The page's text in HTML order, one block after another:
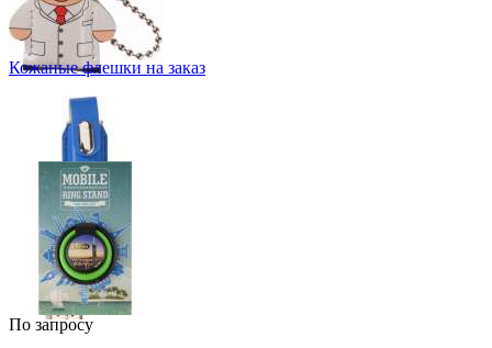
Кожаные флешки на заказ
По запросу